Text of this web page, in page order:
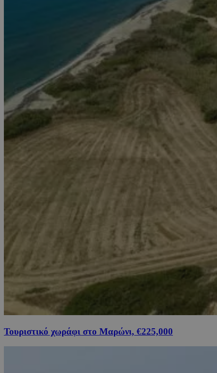
Τουριστικό χωράφι στο Μαρώνι, €225,000